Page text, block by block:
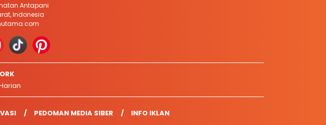
Antapani
Indonesia
PEDOMAN MEDIA SIBER INFO IKLAN